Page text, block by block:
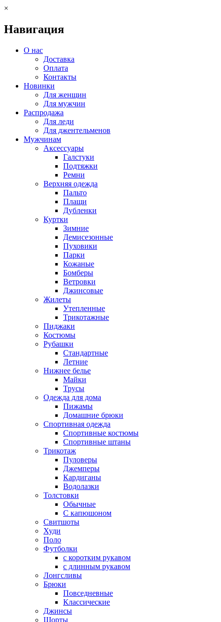
×
Навигация
О нас
Доставка
Оплата
Контакты
Новинки
Для женщин
Для мужчин
Распродажа
Для леди
Для джентельменов
Мужчинам
Аксессуары
Галстуки
Подтяжки
Ремни
Верхняя одежда
Пальто
Плащи
Дубленки
Куртки
Зимние
Демисезонные
Пуховики
Парки
Кожаные
Бомберы
Ветровки
Джинсовые
Жилеты
Утепленные
Трикотажные
Пиджаки
Костюмы
Рубашки
Стандартные
Летние
Нижнее белье
Майки
Трусы
Одежда для дома
Пижамы
Домашние брюки
Спортивная одежда
Спортивные костюмы
Спортивные штаны
Трикотаж
Пуловеры
Джемперы
Кардиганы
Водолазки
Толстовки
Обычные
С капюшоном
Свитшоты
Худи
Поло
Футболки
с коротким рукавом
с длинным рукавом
Лонгсливы
Брюки
Повседневные
Классические
Джинсы
Шорты